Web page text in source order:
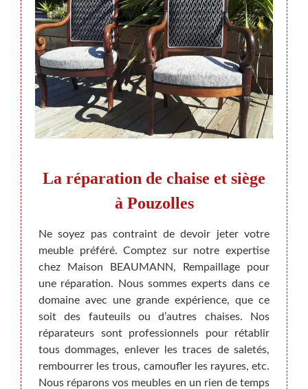
sa
ou
de
vous
La réparation de chaise et siège
à Pouzolles
Ne soyez pas contraint de devoir jeter votre
meuble préféré. Comptez sur notre expertise
chez Maison BEAUMANN, Rempaillage pour
une réparation. Nous sommes experts dans ce
domaine avec une grande expérience, que ce
soit des fauteuils ou d’autres chaises. Nos
réparateurs sont professionnels pour rétablir
tous dommages, enlever les traces de saletés,
rembourrer les trous, camoufler les rayures, etc.
Nous réparons vos meubles en un rien de temps
que
coût